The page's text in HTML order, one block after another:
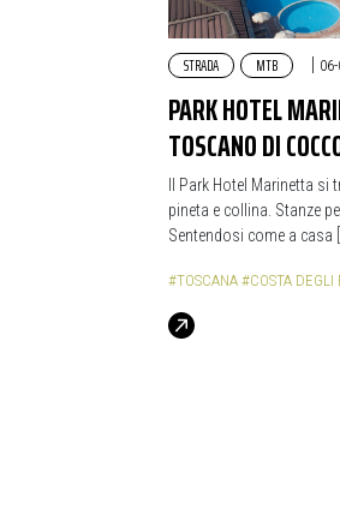
STRADA MTB |
PARK HOTEL
TOSCANO DI
Il Park Hotel Marinetta si
pineta e collina. Stanze
Sentendosi come a casa
#TOSCANA #COSTA DEGLI